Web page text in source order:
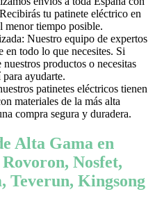
tu patinete eléctrico en
menor tiempo posible.
Nuestro equipo de expertos
en todo lo que necesites. Si
productos o necesitas
para ayudarte.
patinetes eléctricos tienen
materiales de la más alta
compra segura y duradera.
Alta Gama en
Nosfet,
Teverun, Kingsong